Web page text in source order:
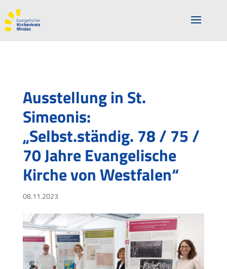
Ausstellung in St.
Simeonis:
„Selbst.ständig. 78 / 75 /
70 Jahre Evangelische
Kirche von Westfalen“
08.11.2023